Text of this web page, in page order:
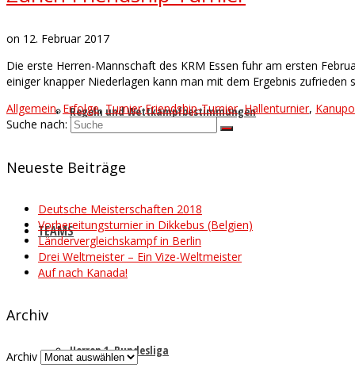
Regeln und Wettkampfbestimmungen
TEAMS
Herren 1. Bundesliga
on 12. Februar 2017
Die erste Herren-Mannschaft des KRM Essen fuhr am ersten
einiger knapper Niederlagen kann man mit dem Ergebnis zufrieden
Allgemein,Erfolge, Turnier Friendship-Turnier,Hallenturnier,
Suche nach:
Neueste Beiträge
Deutsche Meisterschaften 2018
Vorbereitungsturnier in Dikkebus (Belgien)
Ländervergleichskampf in Berlin
Drei Weltmeister – Ein Vize-Weltmeister
Auf nach Kanada!
Archiv
Archiv